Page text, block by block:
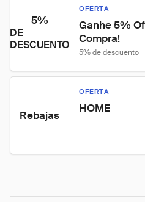
5%
DE
DESCUENTO
OFERTA
Ganhe 5%
Compra!
5% de descuento
Rebajas
OFERTA
HOME